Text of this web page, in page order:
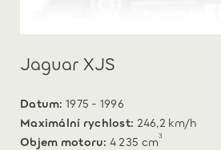
Jaguar XJS
Datum: 1975 - 1996
Maximální rychlost: 246,2 km/h
Objem motoru: 4 235 cm3